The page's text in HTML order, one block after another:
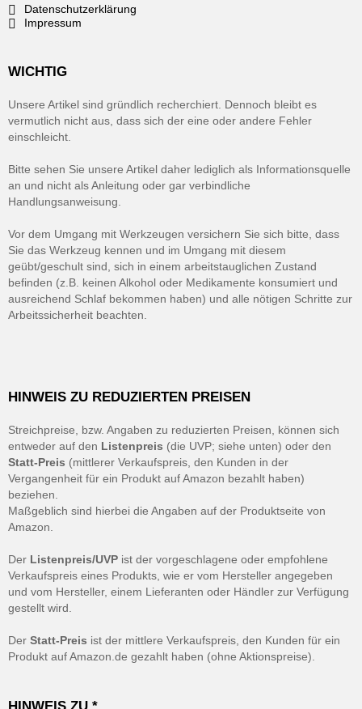
Datenschutzerklärung
Impressum
WICHTIG
Unsere Artikel sind gründlich recherchiert. Dennoch bleibt es
vermutlich nicht aus, dass sich der eine oder andere Fehler
einschleicht.
Bitte sehen Sie unsere Artikel daher lediglich als Informationsquelle
an und nicht als Anleitung oder gar verbindliche
Handlungsanweisung.
Vor dem Umgang mit Werkzeugen versichern Sie sich bitte, dass
Sie das Werkzeug kennen und im Umgang mit diesem
geübt/geschult sind, sich in einem arbeitstauglichen Zustand
befinden (z.B. keinen Alkohol oder Medikamente konsumiert und
ausreichend Schlaf bekommen haben) und alle nötigen Schritte zur
Arbeitssicherheit beachten.
HINWEIS ZU REDUZIERTEN PREISEN
Streichpreise, bzw. Angaben zu reduzierten Preisen, können sich
entweder auf den Listenpreis (die UVP; siehe unten) oder den
Statt-Preis (mittlerer Verkaufspreis, den Kunden in der
Vergangenheit für ein Produkt auf Amazon bezahlt haben)
beziehen.
Maßgeblich sind hierbei die Angaben auf der Produktseite von
Amazon.
Der Listenpreis/UVP ist der vorgeschlagene oder empfohlene
Verkaufspreis eines Produkts, wie er vom Hersteller angegeben
und vom Hersteller, einem Lieferanten oder Händler zur Verfügung
gestellt wird.
Der Statt-Preis ist der mittlere Verkaufspreis, den Kunden für ein
Produkt auf Amazon.de gezahlt haben (ohne Aktionspreise).
HINWEIS ZU *